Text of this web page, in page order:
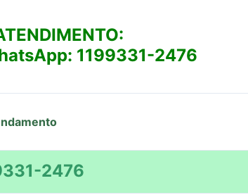
1199331-2476
2476